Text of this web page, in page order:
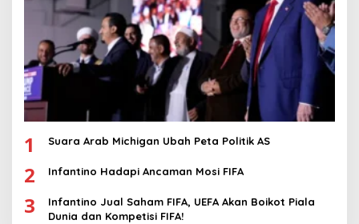
1 Suara Arab Michigan Ubah Peta Politik AS
2 Infantino Hadapi Ancaman Mosi FIFA
3
Infantino Jual Saham FIFA, UEFA Akan Boikot Piala
Dunia dan Kompetisi FIFA!